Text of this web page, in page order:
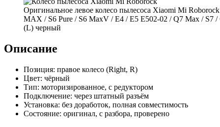
Оригинальное левое колесо пылесоса Xiaomi Mi
MAX / S6 Pure / S6 MaxV / E4 / E5 E502-02 / Q7 Max / S7 /
(L) черный
Описание
Позиция: правое колесо (Right, R)
Цвет: чёрный
Тип: моторизированное, с редуктором
Подключение: через штатный разъём
Установка: без доработок, полная совместимость
Состояние: оригинал, с разбора, проверено